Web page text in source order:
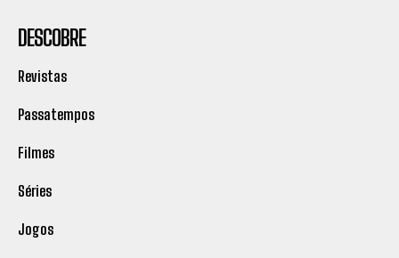
DESCOBRE
Revistas
Passatempos
Filmes
Séries
Jogos